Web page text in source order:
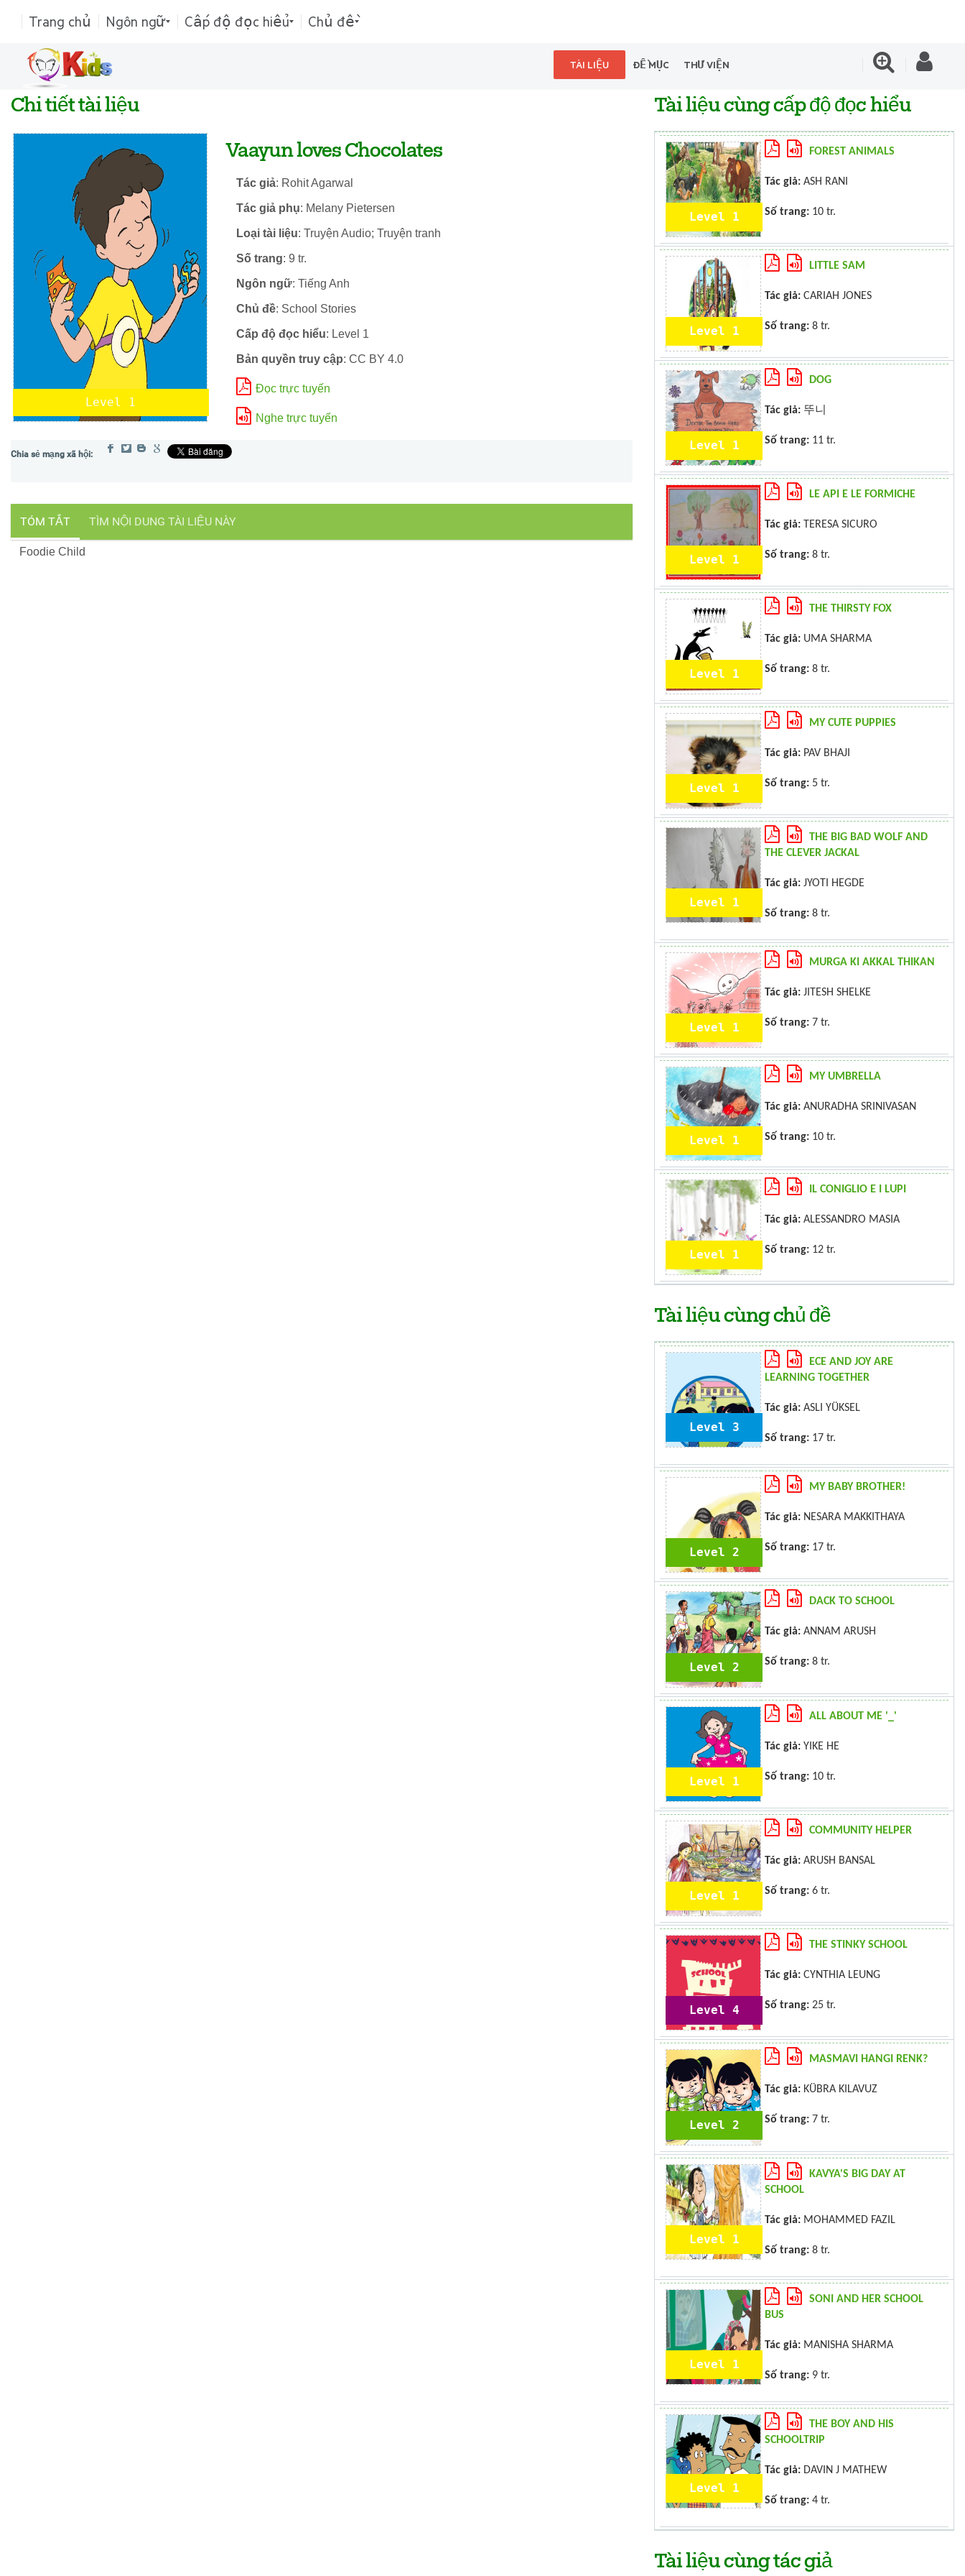
Trang chủ Ngôn ngữ Cấp độ đọc hiểu Chủ đề
TÀI LIỆU ĐỀ MỤC THƯ VIỆN
Chi tiết tài liệu
Level 1
Vaayun loves Chocolates
Tác giả: Rohit Agarwal
Tác giả phụ: Melany Pietersen
Loại tài liệu: Truyện Audio; Truyện tranh
Số trang: 9 tr.
Ngôn ngữ: Tiếng Anh
Chủ đề: School Stories
Cấp độ đọc hiểu: Level 1
Bản quyền truy cập: CC BY 4.0
Đọc trực tuyến
Nghe trực tuyến
TÓM TẮT TÌM NỘI DUNG TÀI LIỆU NÀY
Foodie Child
Tài liệu cùng cấp độ đọc hiểu
Level 1
FOREST ANIMALS
Tác giả: ASH RANI
Số trang: 10 tr.
Level 1
LITTLE SAM
Tác giả: CARIAH JONES
Số trang: 8 tr.
Level 1
DOG
Tác giả: 뚜니
Số trang: 11 tr.
Level 1
LE API E LE FORMICHE
Tác giả: TERESA SICURO
Số trang: 8 tr.
Level 1
THE THIRSTY FOX
Tác giả: UMA SHARMA
Số trang: 8 tr.
Level 1
MY CUTE PUPPIES
Tác giả: PAV BHAJI
Số trang: 5 tr.
Level 1
THE BIG BAD WOLF AND
THE CLEVER JACKAL
Tác giả: JYOTI HEGDE
Số trang: 8 tr.
Level 1
MURGA KI AKKAL THIKAN
Tác giả: JITESH SHELKE
Số trang: 7 tr.
Level 1
MY UMBRELLA
Tác giả: ANURADHA SRINIVASAN
Số trang: 10 tr.
Level 1
IL CONIGLIO E I LUPI
Tác giả: ALESSANDRO MASIA
Số trang: 12 tr.
Tài liệu cùng chủ đề
Level 3
ECE AND JOY ARE
LEARNING TOGETHER
Tác giả: ASLI YÜKSEL
Số trang: 17 tr.
Level 2
MY BABY BROTHER!
Tác giả: NESARA MAKKITHAYA
Số trang: 17 tr.
Level 2
DACK TO SCHOOL
Tác giả: ANNAM ARUSH
Số trang: 8 tr.
Level 1
ALL ABOUT ME '_'
Tác giả: YIKE HE
Số trang: 10 tr.
Level 1
COMMUNITY HELPER
Tác giả: ARUSH BANSAL
Số trang: 6 tr.
Level 4
THE STINKY SCHOOL
Tác giả: CYNTHIA LEUNG
Số trang: 25 tr.
Level 2
MASMAVI HANGI RENK?
Tác giả: KÜBRA KILAVUZ
Số trang: 7 tr.
Level 1
KAVYA'S BIG DAY AT
SCHOOL
Tác giả: MOHAMMED FAZIL
Số trang: 8 tr.
Level 1
SONI AND HER SCHOOL
BUS
Tác giả: MANISHA SHARMA
Số trang: 9 tr.
Level 1
THE BOY AND HIS
SCHOOLTRIP
Tác giả: DAVIN J MATHEW
Số trang: 4 tr.
Tài liệu cùng tác giả